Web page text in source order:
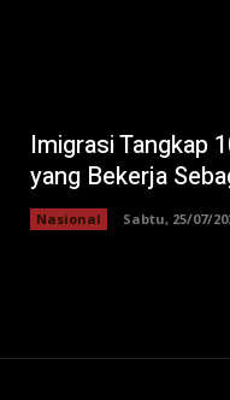
Imigrasi Tangkap
yang Bekerja
Nasional Sabtu, 25/07/